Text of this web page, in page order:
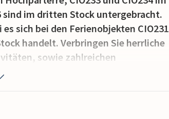
sind im dritten Stock untergebracht.
sich bei den Ferienobjekten CIO231
handelt. Verbringen Sie herrliche
sowie zahlreichen
Sie an der
Restaurants. Wir empfehlen Ihnen
Besuch des historischen